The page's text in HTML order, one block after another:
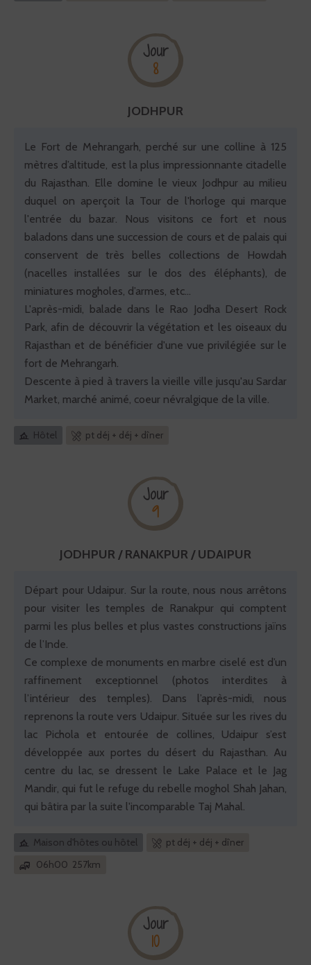
Jour
8
JODHPUR
Le Fort de Mehrangarh, perché sur une colline à 125
mètres d’altitude, est la plus impressionnante citadelle
du Rajasthan. Elle domine le vieux Jodhpur au milieu
duquel on aperçoit la Tour de l'horloge qui marque
l'entrée du bazar. Nous visitons ce fort et nous
baladons dans une succession de cours et de palais qui
conservent de très belles collections de Howdah
(nacelles installées sur le dos des éléphants), de
miniatures mogholes, d’armes, etc…
L'après-midi, balade dans le Rao Jodha Desert Rock
Park, afin de découvrir la végétation et les oiseaux du
Rajasthan et de bénéficier d'une vue privilégiée sur le
fort de Mehrangarh.
Descente à pied à travers la vieille ville jusqu'au Sardar
Market, marché animé, coeur névralgique de la ville.
Hôtel pt déj + déj + dîner
Jour
9
JODHPUR / RANAKPUR / UDAIPUR
Départ pour Udaipur. Sur la route, nous nous arrêtons
pour visiter les temples de Ranakpur qui comptent
parmi les plus belles et plus vastes constructions jaïns
de l’Inde.
Ce complexe de monuments en marbre ciselé est d’un
raffinement exceptionnel (photos interdites à
l’intérieur des temples). Dans l’après-midi, nous
reprenons la route vers Udaipur. Située sur les rives du
lac Pichola et entourée de collines, Udaipur s’est
développée aux portes du désert du Rajasthan. Au
centre du lac, se dressent le Lake Palace et le Jag
Mandir, qui fut le refuge du rebelle moghol Shah Jahan,
qui bâtira par la suite l'incomparable Taj Mahal.
Maison d'hôtes ou hôtel
pt déj + déj + dîner
06h00 257km
Jour
10